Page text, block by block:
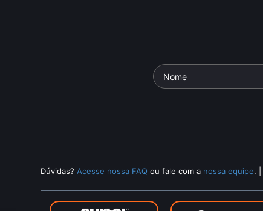
Dúvidas?Acesse nossa FAQ ou fale com a nossa equipe.